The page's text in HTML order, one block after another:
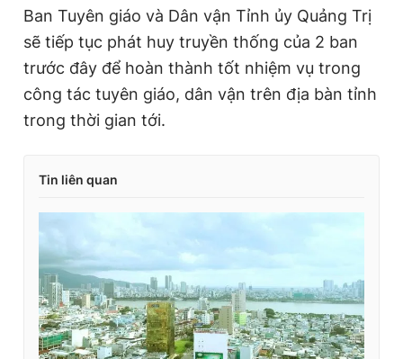
Ban Tuyên giáo và Dân vận Tỉnh ủy Quảng Trị
sẽ tiếp tục phát huy truyền thống của 2 ban
trước đây để hoàn thành tốt nhiệm vụ trong
công tác tuyên giáo, dân vận trên địa bàn tỉnh
trong thời gian tới.
Tin liên quan